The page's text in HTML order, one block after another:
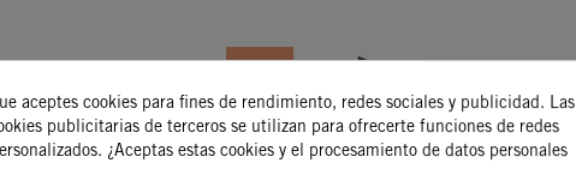
-15%
aceptes cookies para fines de rendimiento, redes sociales y publicidad. Las
publicitarias de terceros se utilizan para ofrecerte funciones de redes
¿Aceptas estas cookies y el procesamiento de datos personales